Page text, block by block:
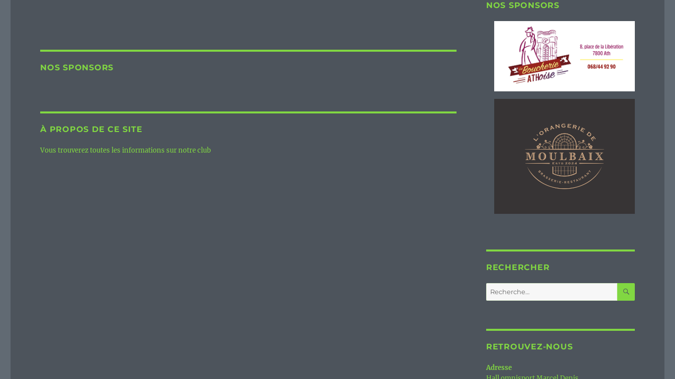
NOS SPONSORS
À PROPOS DE CE SITE
Vous trouverez toutes les informations sur notre club
NOS SPONSORS
RECHERCHER
Recherche
pour :
RETROUVEZ-NOUS
Adresse